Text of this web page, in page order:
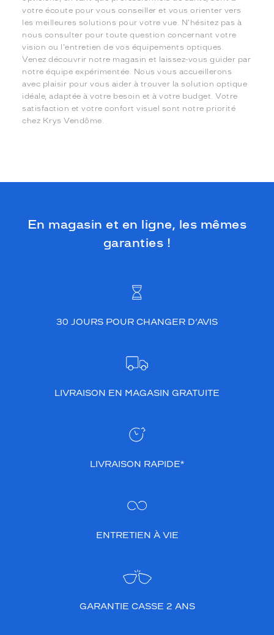
votre écoute pour vous conseiller et vous orienter vers
les meilleures solutions pour votre vue. N'hésitez pas à
nous consulter pour toute question concernant votre
vision ou l'entretien de vos équipements optiques.
Venez découvrir notre magasin et laissez-vous guider par
notre équipe expérimentée. Nous vous accueillerons
avec plaisir pour vous aider à trouver la solution optique
idéale, adaptée à votre besoin et à votre budget. Votre
satisfaction et votre confort visuel sont notre priorité
chez Krys Vendôme.
En magasin et en ligne, les mêmes
garanties !
30 JOURS POUR CHANGER D’AVIS
LIVRAISON EN MAGASIN GRATUITE
LIVRAISON RAPIDE*
ENTRETIEN À VIE
GARANTIE CASSE 2 ANS